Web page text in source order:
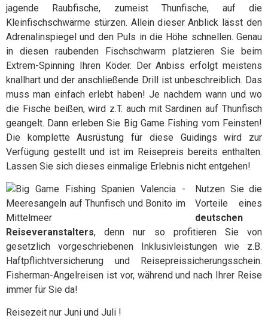
jagende Raubfische, zumeist Thunfische, auf die
Kleinfischschwärme stürzen. Allein dieser Anblick lässt den
Adrenalinspiegel und den Puls in die Höhe schnellen. Genau
in diesen raubenden Fischschwarm platzieren Sie beim
Extrem-Spinning Ihren Köder. Der Anbiss erfolgt meistens
knallhart und der anschließende Drill ist unbeschreiblich. Das
muss man einfach erlebt haben! Je nachdem wann und wo
die Fische beißen, wird z.T. auch mit Sardinen auf Thunfisch
geangelt. Dann erleben Sie Big Game Fishing vom Feinsten!
Die komplette Ausrüstung für diese Guidings wird zur
Verfügung gestellt und ist im Reisepreis bereits enthalten.
Lassen Sie sich dieses einmalige Erlebnis nicht entgehen!
Nutzen Sie die
Vorteile eines
deutschen
Reiseveranstalters, denn nur so profitieren Sie von
gesetzlich vorgeschriebenen Inklusivleistungen wie z.B.
Haftpflichtversicherung und Reisepreissicherungsschein.
Fisherman-Angelreisen ist vor, während und nach Ihrer Reise
immer für Sie da!
Reisezeit nur Juni und Juli !